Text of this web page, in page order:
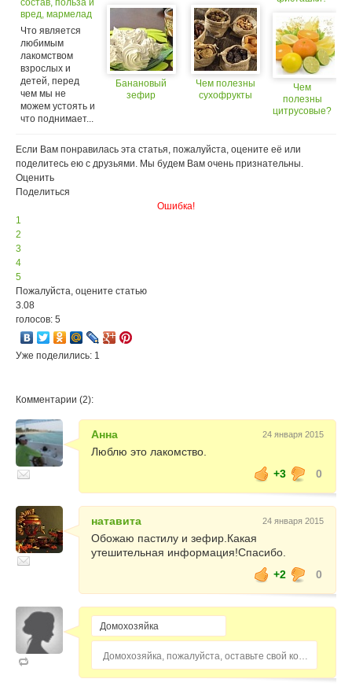
состав, польза и
вред, мармелад
и похудение
Что является
любимым
лакомством
взрослых и
детей, перед
чем мы не
можем устоять и
что поднимает...
Банановый
зефир
Чем полезны
сухофрукты
Чем
полезны
цитрусовые?
Если Вам понравилась эта статья, пожалуйста, оцените её или
поделитесь ею с друзьями. Мы будем Вам очень признательны.
Оценить
Поделиться
Ошибка!
1
2
3
4
5
Пожалуйста, оцените статью
3.08
голосов: 5
Уже поделились: 1
Комментарии (2):
Анна 24 января 2015
Люблю это лакомство.
+3
0
натавита 24 января 2015
Обожаю пастилу и зефир.Какая
утешительная информация!Спасибо.
+2
0
Домохозяйка, пожалуйста, оставьте свой комментарий...